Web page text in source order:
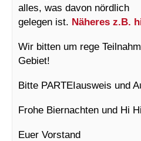
alles, was davon nördlich
gelegen ist. Näheres z.B.
Wir bitten um rege
Gebiet!
Bitte PARTEIausweis und
Frohe Biernachten und Hi
Euer Vorstand